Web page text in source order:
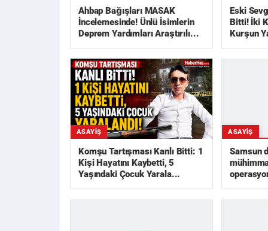
Ahbap Bağışları MASAK
İncelemesinde! Ünlü İsimlerin
Deprem Yardımları Araştırılı...
Eski
Bitti! İki
Kurşun
ASAYIŞ
Komşu Tartışması Kanlı Bitti: 1
Kişi Hayatını Kaybetti, 5
Yaşındaki Çocuk Yarala...
ASAYIŞ
Samsun